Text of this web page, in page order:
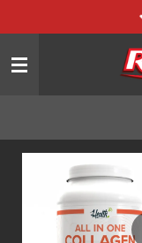
Hauptinhalt
springen